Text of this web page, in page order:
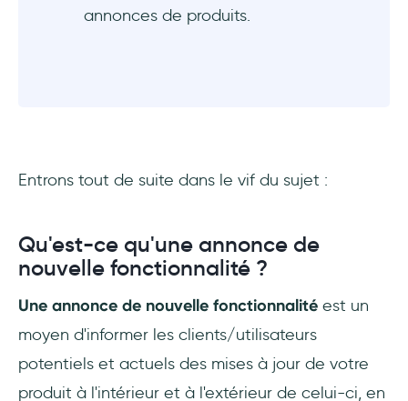
annonces de produits.
Entrons tout de suite dans le vif du sujet :
Qu'est-ce qu'une annonce de
nouvelle fonctionnalité ?
Une annonce de nouvelle fonctionnalité est un
moyen d'informer les clients/utilisateurs
potentiels et actuels des mises à jour de votre
produit à l'intérieur et à l'extérieur de celui-ci, en